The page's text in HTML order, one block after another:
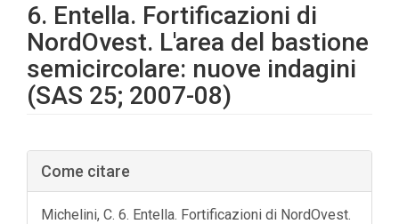
6. Entella. Fortificazioni di
NordOvest. L'area del bastione
semicircolare: nuove indagini
(SAS 25; 2007-08)
Barra
laterale
dell'articolo
Come citare
Michelini, C. 6. Entella. Fortificazioni di NordOvest.